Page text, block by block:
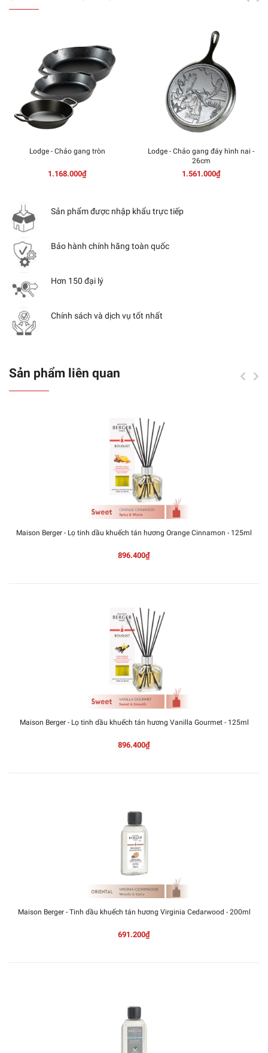
Lodge - Chảo gang tròn
1.168.000₫
Lodge - Chảo gang đáy hình nai -
26cm
1.561.000₫
Sản phẩm được nhập khẩu trực tiếp
Bảo hành chính hãng toàn quốc
Hơn 150 đại lý
Chính sách và dịch vụ tốt nhất
Sản phẩm liên quan
Maison Berger - Lọ tinh dầu khuếch tán hương Orange Cinnamon - 125ml
896.400₫
Maison Berger - Lọ tinh dầu khuếch tán hương Vanilla Gourmet - 125ml
896.400₫
Maison Berger - Tinh dầu khuếch tán hương Virginia Cedarwood - 200ml
691.200₫